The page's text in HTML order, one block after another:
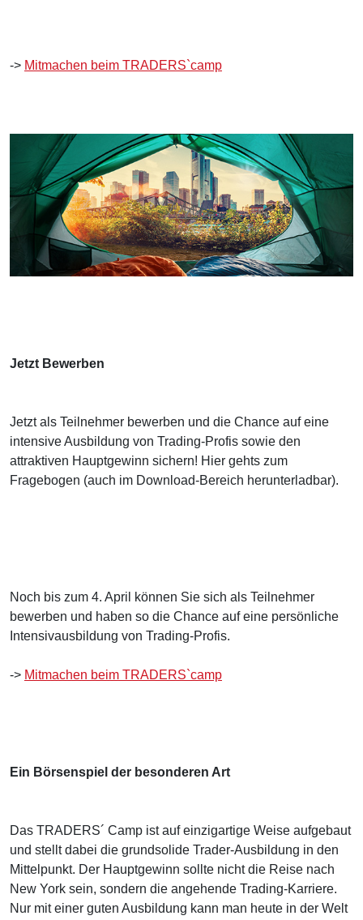
-> Mitmachen beim TRADERS`camp
Jetzt Bewerben
Jetzt als Teilnehmer bewerben und die Chance auf eine
intensive Ausbildung von Trading-Profis sowie den
attraktiven Hauptgewinn sichern! Hier gehts zum
Fragebogen (auch im Download-Bereich herunterladbar).
Noch bis zum 4. April können Sie sich als Teilnehmer
bewerben und haben so die Chance auf eine persönliche
Intensivausbildung von Trading-Profis.
-> Mitmachen beim TRADERS`camp
Ein Börsenspiel der besonderen Art
Das TRADERS´ Camp ist auf einzigartige Weise aufgebaut
und stellt dabei die grundsolide Trader-Ausbildung in den
Mittelpunkt. Der Hauptgewinn sollte nicht die Reise nach
New York sein, sondern die angehende Trading-Karriere.
Nur mit einer guten Ausbildung kann man heute in der Welt